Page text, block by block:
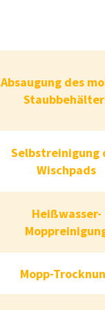
Mopp-
Absaugung des
Selbstreinigung
Wischpads
Heißwasser-
Mopp-